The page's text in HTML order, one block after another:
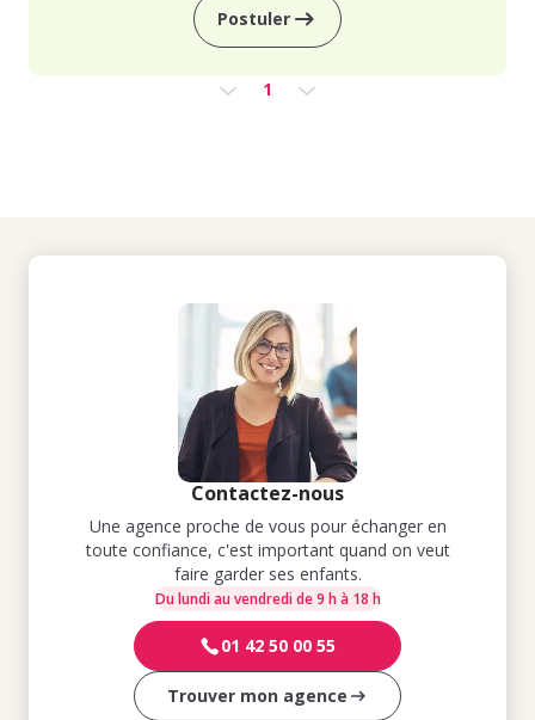
Postuler
1
Contactez-nous
Une agence proche de vous pour échanger en
toute confiance, c'est important quand on veut
faire garder ses enfants.
Du lundi au vendredi de 9 h à 18 h
01 42 50 00 55
Trouver mon agence